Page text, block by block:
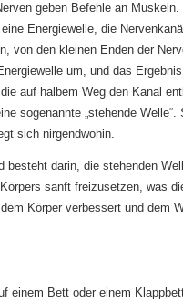
geben Befehle an Muskeln.
Energiewelle, die
von den kleinen Enden der
um, und das
auf halbem Weg den Kanal
sogenannte „stehende Welle“.
sich nirgendwohin.
besteht darin, die stehenden
sanft freizusetzen, was
Körper verbessert und dem
einem Bett oder einem